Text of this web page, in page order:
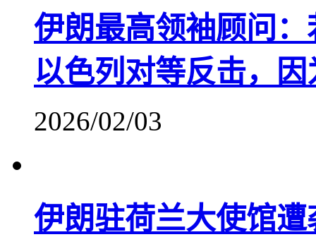
伊朗最高领袖顾问
以色列对等反击，
2026/02/03
伊朗驻荷兰大使馆